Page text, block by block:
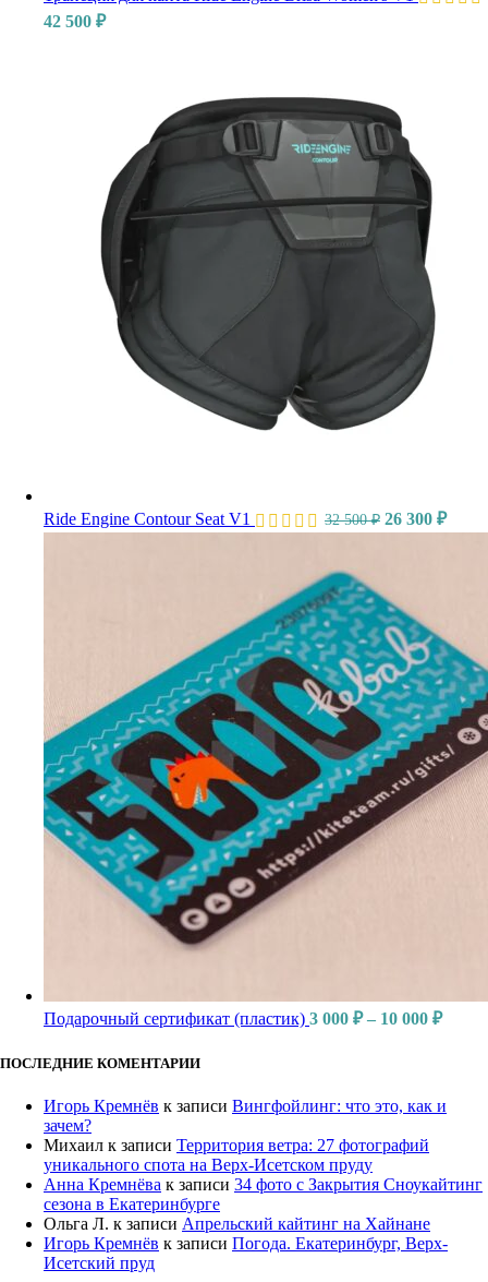
42 500 ₽
Ride Engine Contour Seat V1 32 500₽ 26 300 ₽
Подарочный сертификат (пластик) 3 000 ₽ – 10 000 ₽
ПОСЛЕДНИЕ КОМЕНТАРИИ
Игорь Кремнёв к записи Вингфойлинг: что это, как и
зачем?
Михаил к записи Территория ветра: 27 фотографий
уникального спота на Верх-Исетском пруду
Анна Кремнёва к записи 34 фото с Закрытия Сноукайтинг
сезона в Екатеринбурге
Ольга Л. к записи Апрельский кайтинг на Хайнане
Игорь Кремнёв к записи Погода. Екатеринбург, Верх-
Исетский пруд